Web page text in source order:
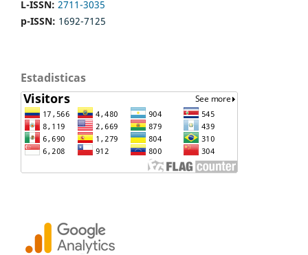
L-ISSN: 2711-3035
p-ISSN: 1692-7125
Estadisticas